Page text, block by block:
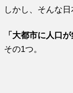
しかし、そんな
「大都市に人口
その1つ。